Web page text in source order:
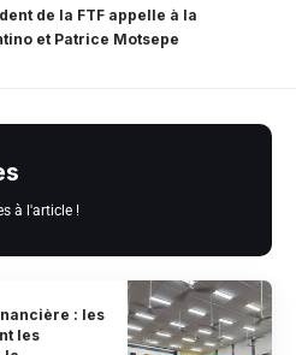
de la FTF appelle à la
et Patrice Motsepe
à l'article !
: les
les